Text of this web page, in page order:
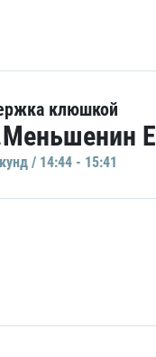
клюшкой
/ 14:44 - 15:41